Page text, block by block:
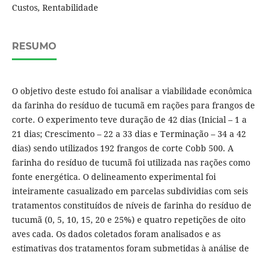
Custos, Rentabilidade
RESUMO
O objetivo deste estudo foi analisar a viabilidade econômica
da farinha do resíduo de tucumã em rações para frangos de
corte. O experimento teve duração de 42 dias (Inicial – 1 a
21 dias; Crescimento – 22 a 33 dias e Terminação – 34 a 42
dias) sendo utilizados 192 frangos de corte Cobb 500. A
farinha do resíduo de tucumã foi utilizada nas rações como
fonte energética. O delineamento experimental foi
inteiramente casualizado em parcelas subdividias com seis
tratamentos constituídos de níveis de farinha do resíduo de
tucumã (0, 5, 10, 15, 20 e 25%) e quatro repetições de oito
aves cada. Os dados coletados foram analisados e as
estimativas dos tratamentos foram submetidas à análise de